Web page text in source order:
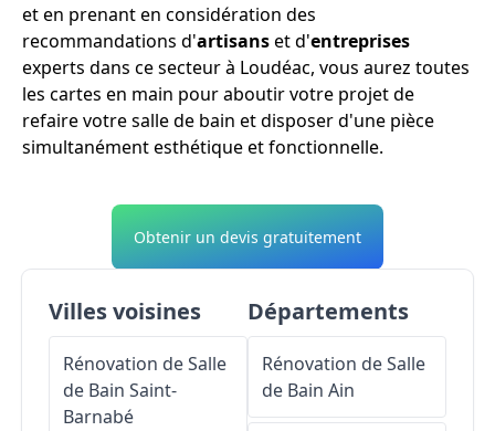
et en prenant en considération des
recommandations d'artisanset d'entreprises
experts dans ce secteur à Loudéac, vous aurez toutes
les cartes en main pour aboutir votre projet de
refaire votre salle de bain et disposer d'une pièce
simultanément esthétique et fonctionnelle.
Obtenir un devis gratuitement
Villes voisines
Rénovation de Salle
de Bain Saint-
Barnabé
Départements
Rénovation de Salle
de Bain Ain